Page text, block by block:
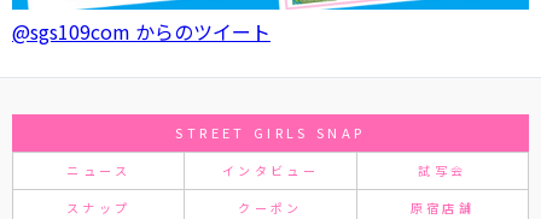
@sgs109com からのツイート
STREET GIRLS SNAP
ニュース インタビュー 試写会
スナップ クーポン 原宿店舗